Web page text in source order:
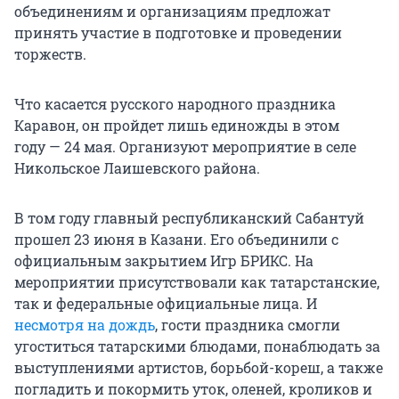
объединениям и организациям предложат
принять участие в подготовке и проведении
торжеств.
Что касается русского народного праздника
Каравон, он пройдет лишь единожды в этом
году — 24 мая. Организуют мероприятие в селе
Никольское Лаишевского района.
В том году главный республиканский Сабантуй
прошел23 июняв Казани. Его объединили с
официальным закрытием Игр БРИКС. На
мероприятии присутствовали как татарстанские,
так и федеральные официальные лица. И
несмотря на дождь, гости праздника смогли
угоститься татарскими блюдами, понаблюдать за
выступлениями артистов, борьбой-кореш, а также
погладить и покормить уток, оленей, кроликов и